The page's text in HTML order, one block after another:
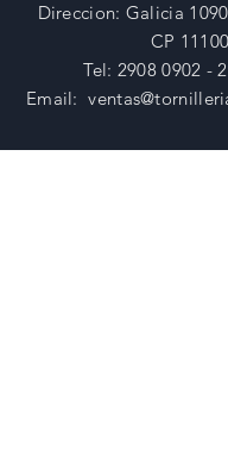
Direccion: Galicia
CP 11100
Tel: 2908 0902 -
Email: